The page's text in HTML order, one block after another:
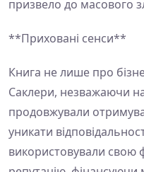
призвело до масового
**Приховані сенси**
Книга не лише про
Саклери, незважаючи
продовжували
уникати
використовували свою